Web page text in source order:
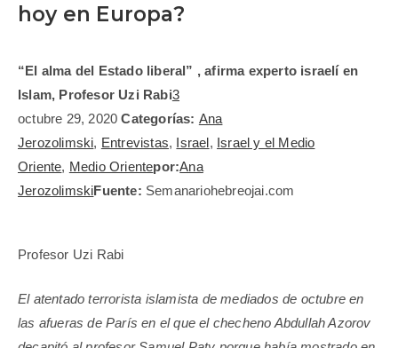
hoy en Europa?
“El alma del Estado liberal” , afirma experto israelí en
Islam, Profesor Uzi Rabi3
octubre 29, 2020Categorías: Ana
Jerozolimski, Entrevistas, Israel, Israel y el Medio
Oriente, Medio Orientepor:Ana
JerozolimskiFuente: Semanariohebreojai.com
Profesor Uzi Rabi
El atentado terrorista islamista de mediados de octubre en
las afueras de París en el que el checheno Abdullah Azorov